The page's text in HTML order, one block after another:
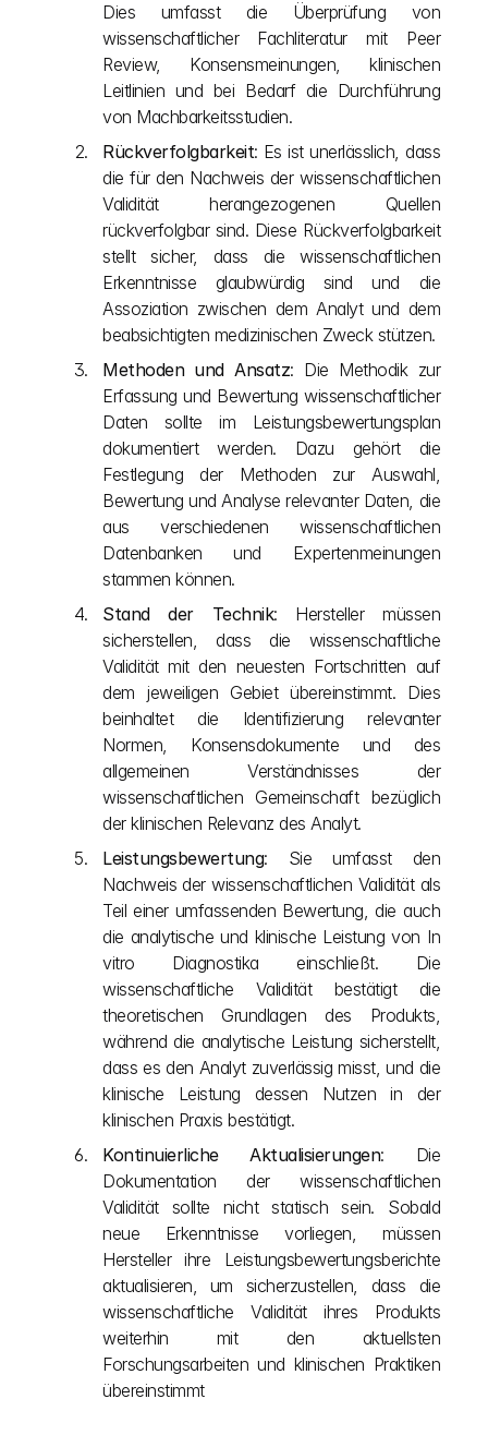
Dies umfasst die Überprüfung von
wissenschaftlicher Fachliteratur mit Peer
Review, Konsensmeinungen, klinischen
Leitlinien und bei Bedarf die Durchführung
von Machbarkeitsstudien.
Rückverfolgbarkeit: Es ist unerlässlich, dass
die für den Nachweis der wissenschaftlichen
Validität herangezogenen Quellen
rückverfolgbar sind. Diese Rückverfolgbarkeit
stellt sicher, dass die wissenschaftlichen
Erkenntnisse glaubwürdig sind und die
Assoziation zwischen dem Analyt und dem
beabsichtigten medizinischen Zweck stützen.
Methoden und Ansatz: Die Methodik zur
Erfassung und Bewertung wissenschaftlicher
Daten sollte im Leistungsbewertungsplan
dokumentiert werden. Dazu gehört die
Festlegung der Methoden zur Auswahl,
Bewertung und Analyse relevanter Daten, die
aus verschiedenen wissenschaftlichen
Datenbanken und Expertenmeinungen
stammen können.
Stand der Technik: Hersteller müssen
sicherstellen, dass die wissenschaftliche
Validität mit den neuesten Fortschritten auf
dem jeweiligen Gebiet übereinstimmt. Dies
beinhaltet die Identifizierung relevanter
Normen, Konsensdokumente und des
allgemeinen Verständnisses der
wissenschaftlichen Gemeinschaft bezüglich
der klinischen Relevanz des Analyt.
Leistungsbewertung: Sie umfasst den
Nachweis der wissenschaftlichen Validität als
Teil einer umfassenden Bewertung, die auch
die analytische und klinische Leistung von In
vitro Diagnostika einschließt. Die
wissenschaftliche Validität bestätigt die
theoretischen Grundlagen des Produkts,
während die analytische Leistung sicherstellt,
dass es den Analyt zuverlässig misst, und die
klinische Leistung dessen Nutzen in der
klinischen Praxis bestätigt.
Kontinuierliche Aktualisierungen: Die
Dokumentation der wissenschaftlichen
Validität sollte nicht statisch sein. Sobald
neue Erkenntnisse vorliegen, müssen
Hersteller ihre Leistungsbewertungsberichte
aktualisieren, um sicherzustellen, dass die
wissenschaftliche Validität ihres Produkts
weiterhin mit den aktuellsten
Forschungsarbeiten und klinischen Praktiken
übereinstimmt